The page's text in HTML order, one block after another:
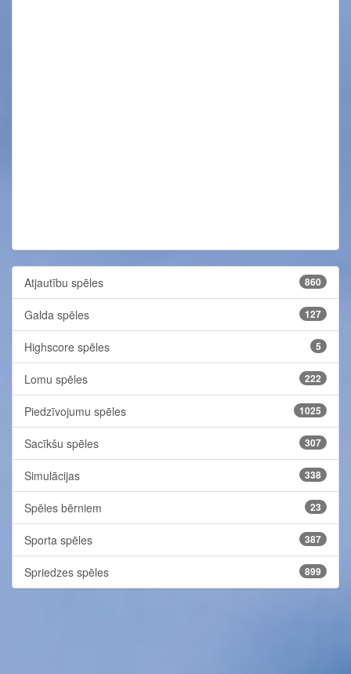
Atjautību spēles 860
Galda spēles 127
Highscore spēles 5
Lomu spēles 222
Piedzīvojumu spēles 1025
Sacīkšu spēles 307
Simulācijas 338
Spēles bērniem 23
Sporta spēles 387
Spriedzes spēles 899